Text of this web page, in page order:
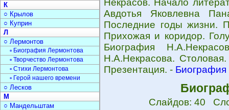
Некрасов. Начало
Авдотья Яковлевна
Последние годы жизни.
Прихожая и коридор.
Биография
Н.А.Некрасова.
Презентация. -
Слайдов: 40
К
○ Крылов
○ Куприн
Л
○ Лермонтов
▫ Биография Лермонтова
▫ Творчество Лермонтова
▫ Стихи Лермонтова
▫ Герой нашего времени
○ Лесков
М
○ Мандельштам